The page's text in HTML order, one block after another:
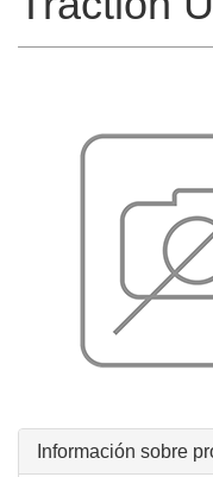
Información sobre